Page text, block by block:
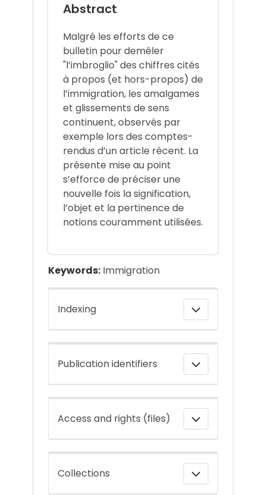
Abstract
Malgré les efforts de ce
bulletin pour demêler
"l’imbroglio" des chiffres cités
à propos (et hors-propos) de
l’immigration, les amalgames
et glissements de sens
continuent, observés par
exemple lors des comptes-
rendus d’un article récent. La
présente mise au point
s’efforce de préciser une
nouvelle fois la signification,
l’objet et la pertinence de
notions couramment utilisées.
Keywords: Immigration
Indexing
Publication identifiers
Access and rights (files)
Collections